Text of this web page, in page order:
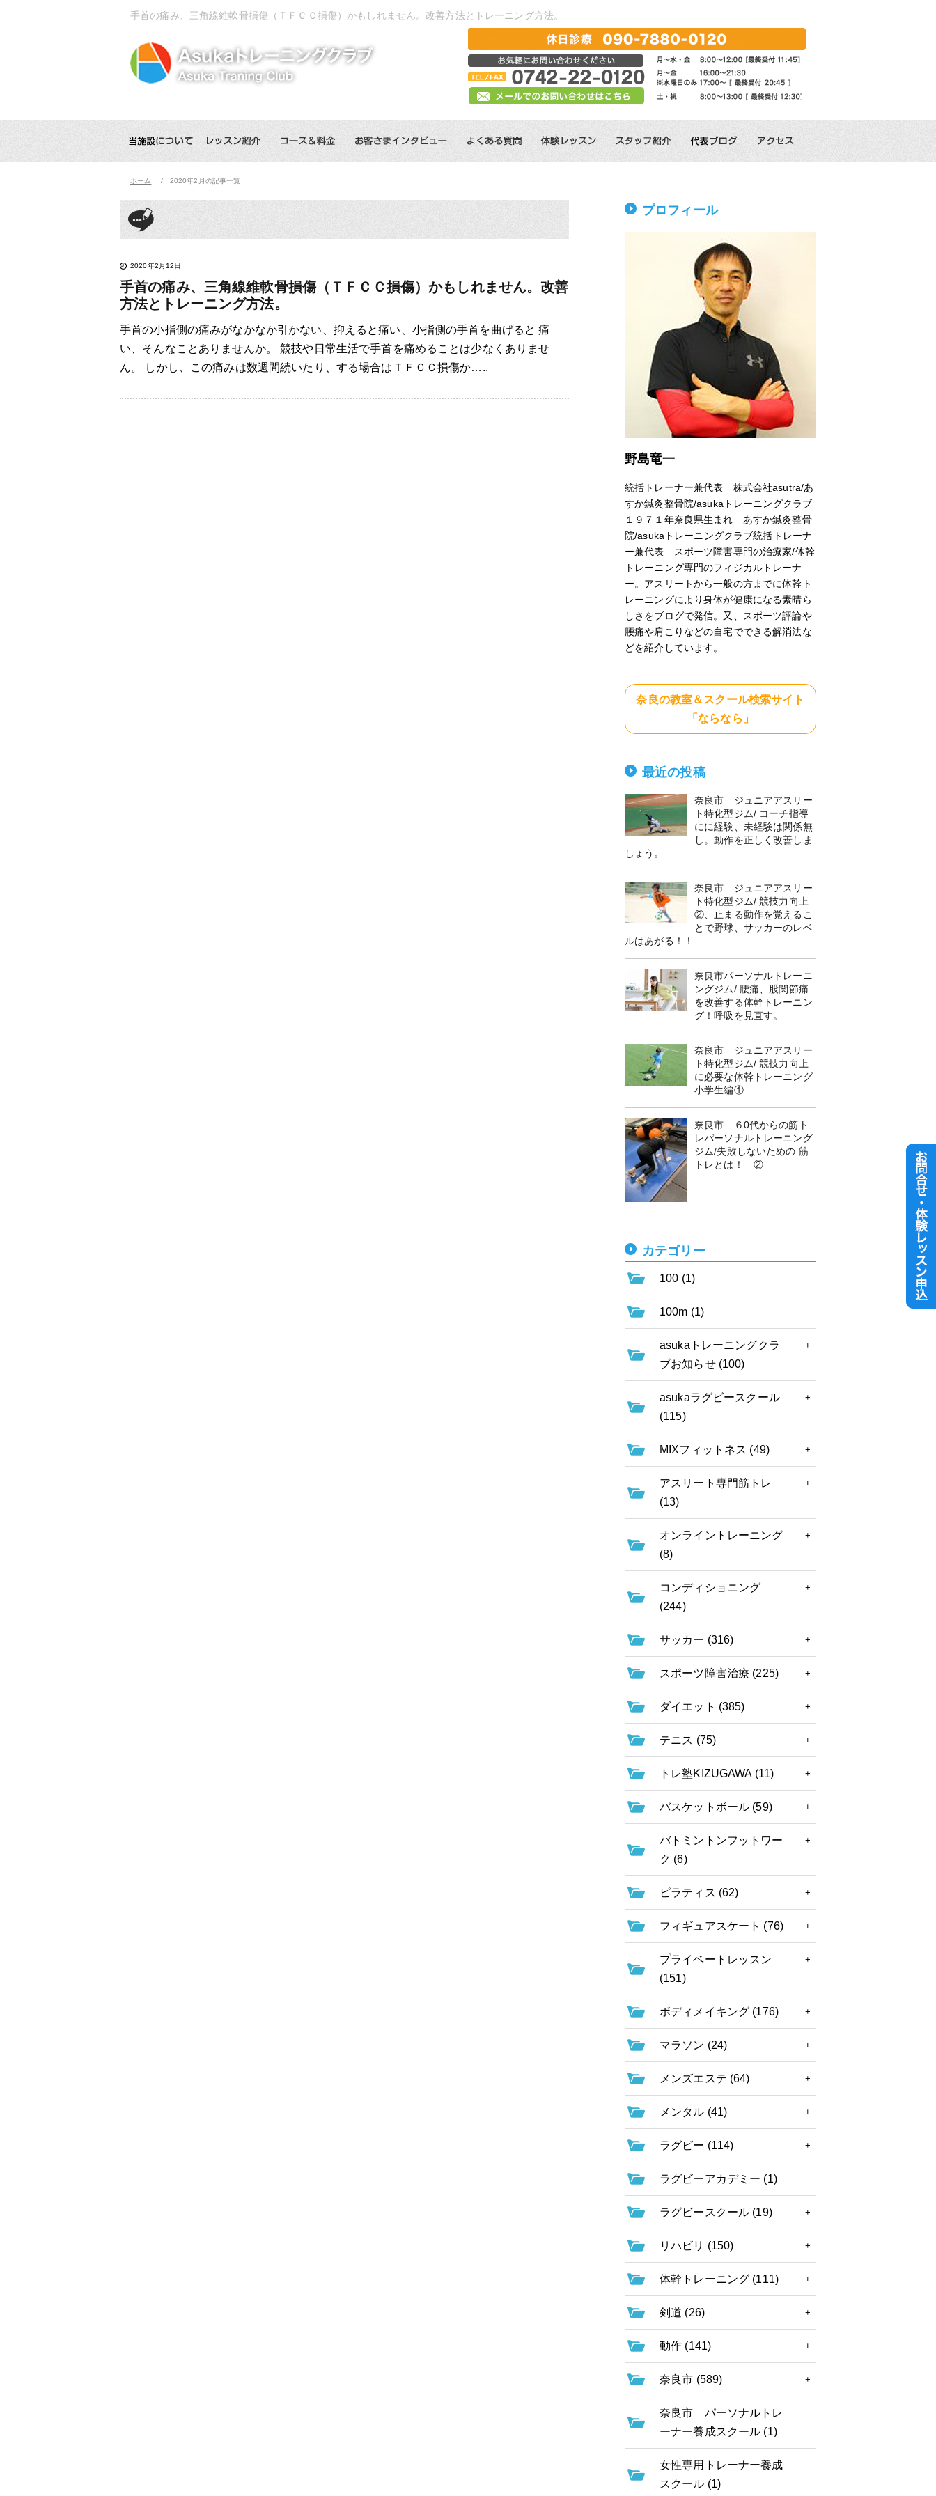
手首の痛み、三角線維軟骨損傷（ＴＦＣＣ損傷）かもしれません。改善方法とトレーニング方法。
ホーム 2020年2月の記事一覧
2020年2月12日
手首の痛み、三角線維軟骨損傷（ＴＦＣＣ損傷）かもしれません。改善
方法とトレーニング方法。
手首の小指側の痛みがなかなか引かない、抑えると痛い、小指側の手首を曲げると 痛
い、そんなことありませんか。 競技や日常生活で手首を痛めることは少なくありませ
ん。 しかし、この痛みは数週間続いたり、する場合はＴＦＣＣ損傷か…..
プロフィール
野島竜一
統括トレーナー兼代表 株式会社asutra/あ
すか鍼灸整骨院/asukaトレーニングクラブ
１９７１年奈良県生まれ あすか鍼灸整骨
院/asukaトレーニングクラブ統括トレーナ
ー兼代表 スポーツ障害専門の治療家/体幹
トレーニング専門のフィジカルトレーナ
ー。アスリートから一般の方までに体幹ト
レーニングにより身体が健康になる素晴ら
しさをブログで発信。又、スポーツ評論や
腰痛や肩こりなどの自宅でできる解消法な
どを紹介しています。
奈良の教室＆スクール検索サイト
「ならなら」
最近の投稿
奈良市 ジュニアアスリー
ト特化型ジム/ コーチ指導
にに経験、未経験は関係無
し。動作を正しく改善しま
しょう。
奈良市 ジュニアアスリー
ト特化型ジム/ 競技力向上
②、止まる動作を覚えるこ
とで野球、サッカーのレベ
ルはあがる！！
奈良市パーソナルトレーニ
ングジム/ 腰痛、股関節痛
を改善する体幹トレーニン
グ！呼吸を見直す。
奈良市 ジュニアアスリー
ト特化型ジム/ 競技力向上
に必要な体幹トレーニング
小学生編①
奈良市 ６0代からの筋ト
レパーソナルトレーニング
ジム/失敗しないための 筋
トレとは！ ②
カテゴリー
100 (1)
100m (1)
asukaトレーニングクラ
ブお知らせ (100)
asukaラグビースクール
(115)
MIXフィットネス (49)
アスリート専門筋トレ
(13)
オンライントレーニング
(8)
コンディショニング
(244)
サッカー (316)
スポーツ障害治療 (225)
ダイエット (385)
テニス (75)
トレ塾KIZUGAWA (11)
バスケットボール (59)
バトミントンフットワー
ク (6)
ピラティス (62)
フィギュアスケート (76)
プライベートレッスン
(151)
ボディメイキング (176)
マラソン (24)
メンズエステ (64)
メンタル (41)
ラグビー (114)
ラグビーアカデミー (1)
ラグビースクール (19)
リハビリ (150)
体幹トレーニング (111)
剣道 (26)
動作 (141)
奈良市 (589)
奈良市 パーソナルトレ
ーナー養成スクール (1)
女性専用トレーナー養成
スクール (1)